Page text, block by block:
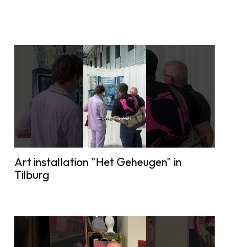
Art installation "Het Geheugen" in
Tilburg